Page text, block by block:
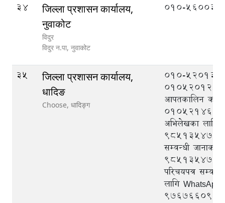
34
जिल्ला प्रशासन कार्यालय,
नुवाकोट
विदुर
विदुर न.पा, नुवाकोट
010-560033
35
जिल्ला प्रशासन कार्यालय,
धादिङ
Choose, धादिङ्ग
010-520133,
010520121,
आपतकालिन
010521464,
अभिलेखका लागि
९८५१३५४७१७,
सम्वन्धी
९८५१३५४७२७,
परिचयपत्र
लागि WhatsApp
९७६७६६०९३३